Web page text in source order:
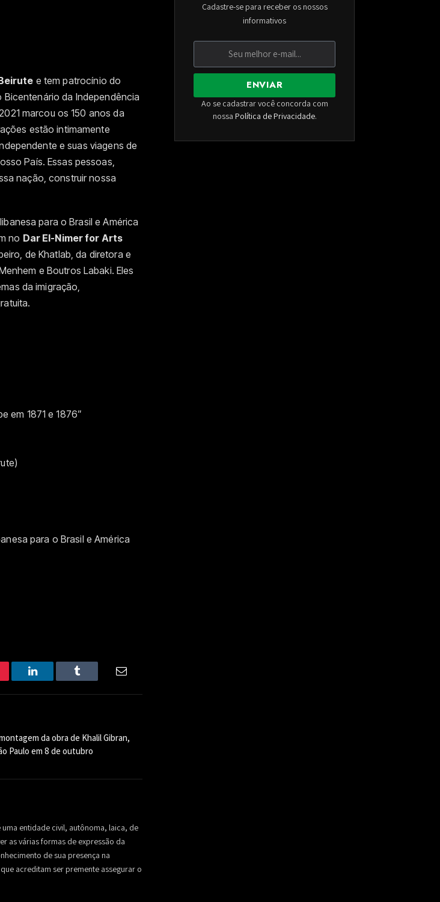
e tem patrocínio do
Bicentenário da Independência
marcou os 150 anos da
estão intimamente
e suas viagens de
País. Essas pessoas,
nação, construir nossa
para o Brasil e América
no Dar El-Nimer for Arts
de Khatlab, da diretora e
e Boutros Labaki. Eles
da imigração,
em 1871 e 1876”
para o Brasil e América
LinkedIn Tumblr
da obra de Khalil Gibran,
Paulo em 8 de outubro
entidade civil, autônoma, laica, de
as várias formas de expressão da
de sua presença na
acreditam ser premente assegurar o
Cadastre-se para receber os nossos
informativos
ENVIAR
Ao se cadastrar você concorda com
nossa Política de Privacidade.